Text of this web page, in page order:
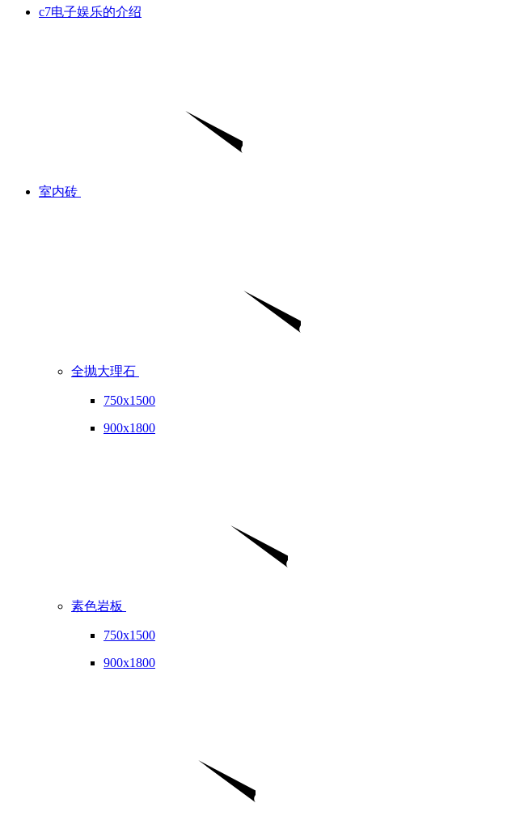
c7电子娱乐的介绍
室内砖
全抛大理石
750x1500
900x1800
素色岩板
750x1500
900x1800